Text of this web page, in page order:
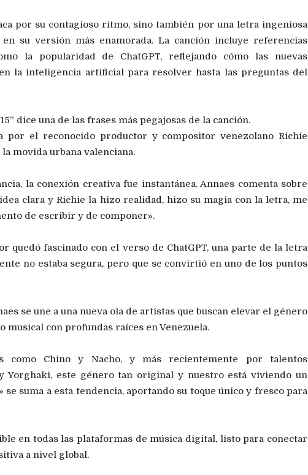
por su contagioso ritmo, sino también por una letra ingeniosa
su versión más enamorada. La canción incluye referencias
la popularidad de ChatGPT, reflejando cómo las nuevas
la inteligencia artificial para resolver hasta las preguntas del
dice una de las frases más pegajosas de la canción.
por el reconocido productor y compositor venezolano Richie
movida urbana valenciana.
la conexión creativa fue instantánea. Annaes comenta sobre
clara y Richie la hizo realidad, hizo su magia con la letra, me
de escribir y de componer».
quedó fascinado con el verso de ChatGPT, una parte de la letra
no estaba segura, pero que se convirtió en uno de los puntos
se une a una nueva ola de artistas que buscan elevar el género
musical con profundas raíces en Venezuela.
como Chino y Nacho, y más recientemente por talentos
Yorghaki, este género tan original y nuestro está viviendo un
se suma a esta tendencia, aportando su toque único y fresco para
en todas las plataformas de música digital, listo para conectar
a nivel global.